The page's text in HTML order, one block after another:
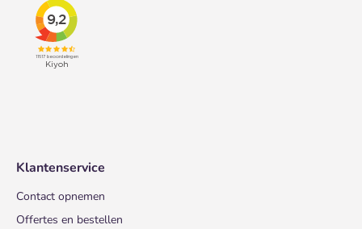
Klantenservice
Contact opnemen
Offertes en bestellen